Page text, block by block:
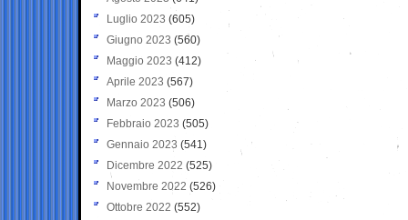
Luglio 2023 (605)
Giugno 2023 (560)
Maggio 2023 (412)
Aprile 2023 (567)
Marzo 2023 (506)
Febbraio 2023 (505)
Gennaio 2023 (541)
Dicembre 2022 (525)
Novembre 2022 (526)
Ottobre 2022 (552)